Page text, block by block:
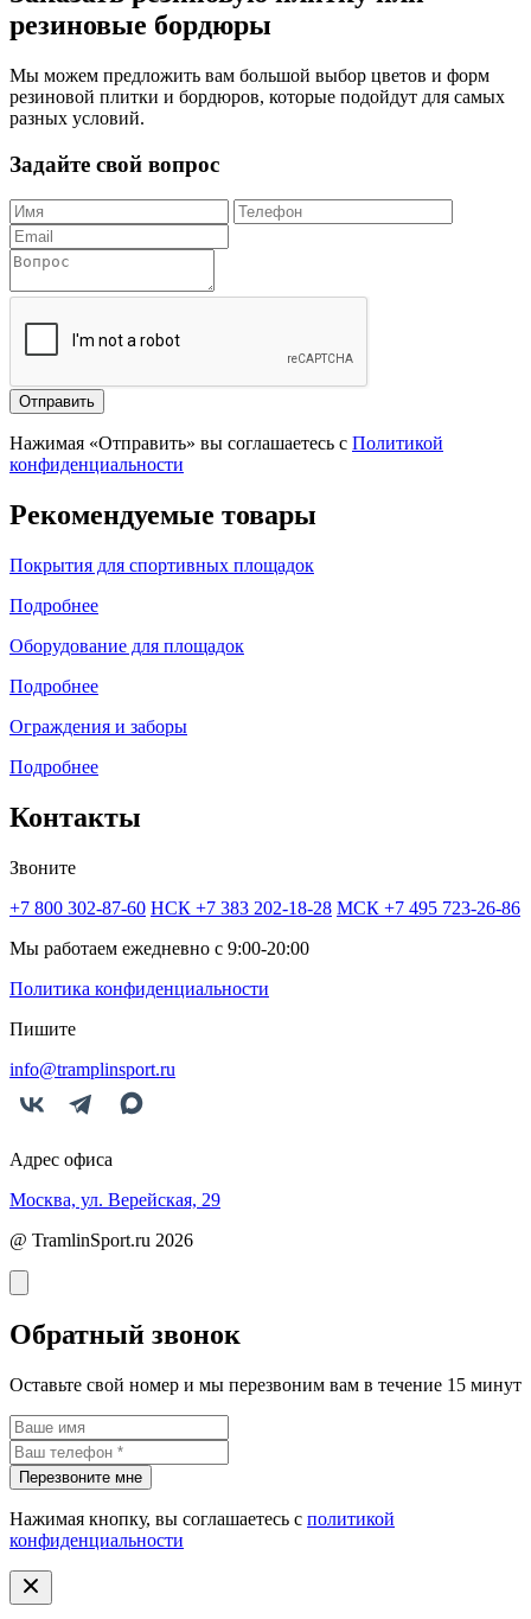
резиновые бордюры
Мы можем предложить вам большой выбор цветов и форм
резиновой плитки и бордюров, которые подойдут для самых
разных условий.
Задайте свой вопрос
Отправить
Нажимая «Отправить» вы соглашаетесь с Политикой
конфиденциальности
Рекомендуемые товары
Покрытия для спортивных площадок
Подробнее
Оборудование для площадок
Подробнее
Ограждения и заборы
Подробнее
Контакты
Звоните
+7 800 302-87-60 НСК +7 383 202-18-28 МСК +7 495 723-26-86
Мы работаем ежедневно с 9:00-20:00
Политика конфиденциальности
Пишите
info@tramplinsport.ru
Адрес офиса
Москва, ул. Верейская, 29
@ TramlinSport.ru 2026
Обратный звонок
Оставьте свой номер и мы перезвоним вам в течение 15 минут
Перезвоните мне
Нажимая кнопку, вы соглашаетесь с политикой
конфиденциальности